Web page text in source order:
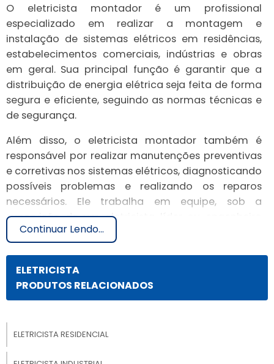
O eletricista montador é um profissional
especializado em realizar a montagem e
instalação de sistemas elétricos em residências,
estabelecimentos comerciais, indústrias e obras
em geral. Sua principal função é garantir que a
distribuição de energia elétrica seja feita de forma
segura e eficiente, seguindo as normas técnicas e
de segurança.
Além disso, o eletricista montador também é
responsável por realizar manutenções preventivas
e corretivas nos sistemas elétricos, diagnosticando
possíveis problemas e realizando os reparos
necessários. Ele trabalha em equipe, sob a
supervisão de um eletricista líder ou engenheiro
eletricista.
COMO FUNCIONA O
TRABALHO DE UM
ELETRICISTA MONTADOR?
O trabalho de um eletricista montador envolve
diversas atividades, desde a interpretação de
projetos elétricos até a instalação de
Continuar Lendo...
ELETRICISTA
PRODUTOS RELACIONADOS
ELETRICISTA RESIDENCIAL